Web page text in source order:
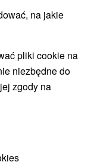
NAJTAŃSZE
na jakie
pliki cookie na
niezbędne do
zgody na